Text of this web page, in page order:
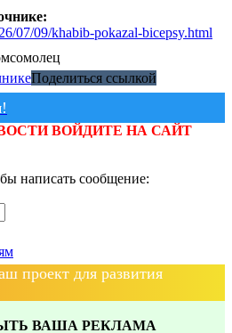
07/09/khabib-pokazal-bicepsy.html
Поделиться ссылкой
ВОЙДИТЕ НА САЙТ
написать сообщение:
проект для развития
ВАША РЕКЛАМА